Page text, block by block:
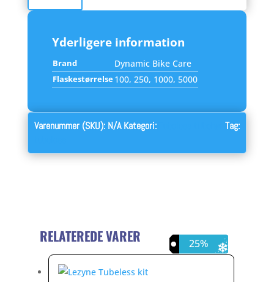
Yderligere information
Brand Dynamic Bike Care
Flaskestørrelse100, 250, 1000, 5000
Varenummer (SKU): N/A Kategori:
Tag:
RELATEREDE VARER 13%
25%